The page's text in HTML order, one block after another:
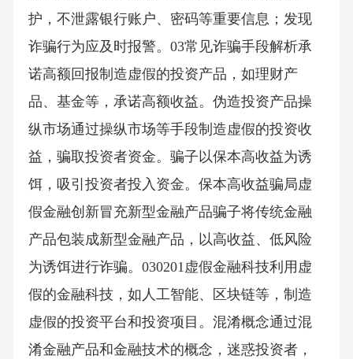
护，不泄露银行账户、密码等重要信息；发现
诈骗行为应及时报警。03常见诈骗手段解析承
诺高额回报制造虚假的投资产品，如理财产
品、基金等，承诺高额收益。伪造投资产品操
纵市场通过操纵市场等手段制造虚假的投资收
益，骗取投资者资金。骗子以保本高收益为诱
饵，吸引投资者投入资金。保本高收益骗局虚
假金融创新冒充新型金融产品骗子将传统金融
产品包装成新型金融产品，以高收益、低风险
为诱饵进行诈骗。030201虚假金融科技利用虚
假的金融科技，如人工智能、区块链等，制造
虚假的投资平台和投资项目。混淆概念通过混
淆金融产品和金融技术的概念，迷惑投资者，